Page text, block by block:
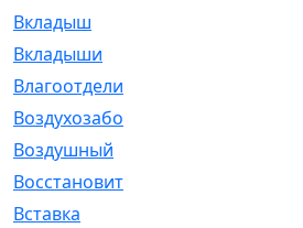
Вкладыш
Вкладыши
Влагоотделитель
Воздухозаборник
Воздушный
Восстановительный
Вставка